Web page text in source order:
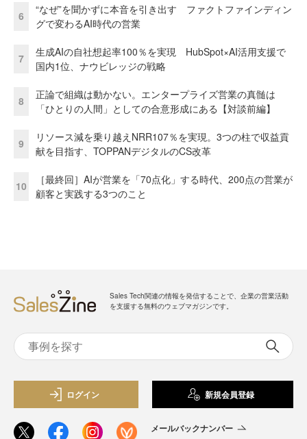
6
“なぜ”を聞かずに本音を引き出す ファクトファインディン
グで変わるAI時代の営業
7
生成AIの自社想起率100％を実現 HubSpot×AI活用支援で
国内1位、ナウビレッジの戦略
8
正論で組織は動かない。エンタープライズ営業の真髄は
「ひとりの人間」としての合意形成にある【対談前編】
9
リソース減を乗り越えNRR107％を実現。3つの柱で収益貢
献を目指す、TOPPANデジタルのCS改革
10
［最終回］AIが営業を「70点化」する時代、200点の営業が
顧客と実践する3つのこと
Sales Tech関連の情報を発信することで、企業の営業活動
を支援する無料のウェブマガジンです。
ログイン 新規会員登録
メールバックナンバー